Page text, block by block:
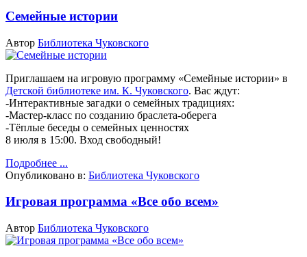
Семейные истории
Автор Библиотека Чуковского
Приглашаем на игровую программу «Семейные истории» в
Детской библиотеке им. К. Чуковского. Вас ждут:
-Интерактивные загадки о семейных традициях:
-Мастер-класс по созданию браслета-оберега
-Тёплые беседы о семейных ценностях
8 июля в 15:00. Вход свободный!
Подробнее ...
Опубликовано в: Библиотека Чуковского
Игровая программа «Все обо всем»
Автор Библиотека Чуковского